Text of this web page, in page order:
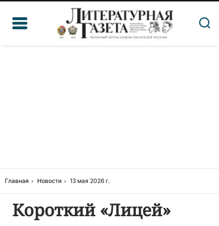
Главная Новости 13 мая 2026 г.
Короткий «Лицей»